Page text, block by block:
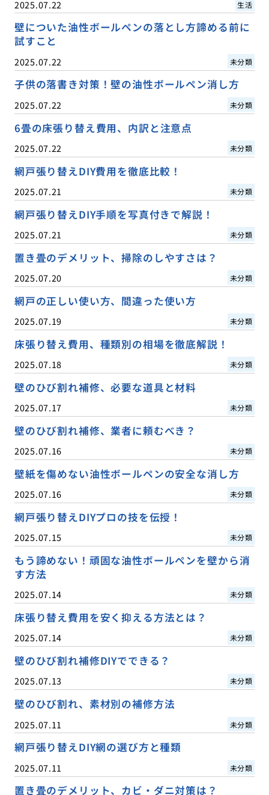
2025.07.22 生活
壁についた油性ボールペンの落とし方諦める前に
試すこと
2025.07.22 未分類
子供の落書き対策！壁の油性ボールペン消し方
2025.07.22 未分類
6畳の床張り替え費用、内訳と注意点
2025.07.22 未分類
網戸張り替えDIY費用を徹底比較！
2025.07.21 未分類
網戸張り替えDIY手順を写真付きで解説！
2025.07.21 未分類
置き畳のデメリット、掃除のしやすさは？
2025.07.20 未分類
網戸の正しい使い方、間違った使い方
2025.07.19 未分類
床張り替え費用、種類別の相場を徹底解説！
2025.07.18 未分類
壁のひび割れ補修、必要な道具と材料
2025.07.17 未分類
壁のひび割れ補修、業者に頼むべき？
2025.07.16 未分類
壁紙を傷めない油性ボールペンの安全な消し方
2025.07.16 未分類
網戸張り替えDIYプロの技を伝授！
2025.07.15 未分類
もう諦めない！頑固な油性ボールペンを壁から消
す方法
2025.07.14 未分類
床張り替え費用を安く抑える方法とは？
2025.07.14 未分類
壁のひび割れ補修DIYでできる？
2025.07.13 未分類
壁のひび割れ、素材別の補修方法
2025.07.11 未分類
網戸張り替えDIY網の選び方と種類
2025.07.11 未分類
置き畳のデメリット、カビ・ダニ対策は？